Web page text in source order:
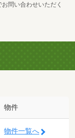
問い合わせいただく
物件
物件一覧へ